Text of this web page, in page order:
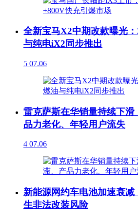
全新宝马X2中期改款曝光
与纯电iX2同步推出
5 07.06
雷克萨斯在华销量持续下滑
品力老化、年轻用户流失
4 07.06
新能源网约车电池加速衰
生非法改装风险